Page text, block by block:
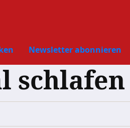
Newsletter abonnieren
schlafen